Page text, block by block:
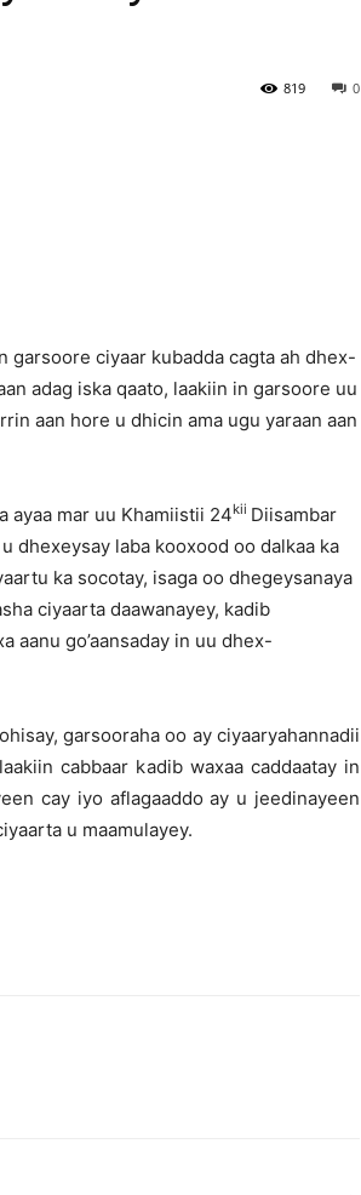
0
819
garsoore ciyaar kubadda cagta ah dhex-
adag iska qaato, laakiin in garsoore uu
aan hore u dhicin ama ugu yaraan aan
ayaa mar uu Khamiistii 24kii Diisambar
dhexeysay laba kooxood oo dalkaa ka
ka socotay, isaga oo dhegeysanaya
ciyaarta daawanayey, kadib
aanu go’aansaday in uu dhex-
garsooraha oo ay ciyaaryahannadii
cabbaar kadib waxaa caddaatay in
cay iyo aflagaaddo ay u jeedinayeen
u maamulayey.